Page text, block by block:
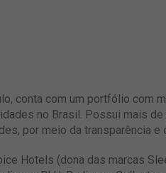
conta com um portfólio com
no Brasil. Possui mais de
por meio da transparência e
Hotels (dona das marcas